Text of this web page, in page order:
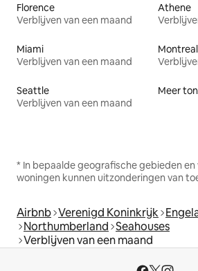
Florence
Verblijven van een maand
Athene
Miami
Verblijven van een maand
Montreal
Seattle
Verblijven van een maand
Meer
* In bepaalde geografische gebieden
woningen kunnen uitzonderingen van
Airbnb Verenigd Koninkrijk
Northumberland Seahouses
Verblijven van een maand